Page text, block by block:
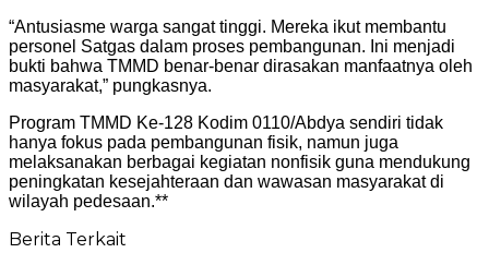
“Antusiasme warga sangat tinggi. Mereka ikut membantu
personel Satgas dalam proses pembangunan. Ini menjadi
bukti bahwa TMMD benar-benar dirasakan manfaatnya oleh
masyarakat,” pungkasnya.
Program TMMD Ke-128 Kodim 0110/Abdya sendiri tidak
hanya fokus pada pembangunan fisik, namun juga
melaksanakan berbagai kegiatan nonfisik guna mendukung
peningkatan kesejahteraan dan wawasan masyarakat di
wilayah pedesaan.**
Berita Terkait